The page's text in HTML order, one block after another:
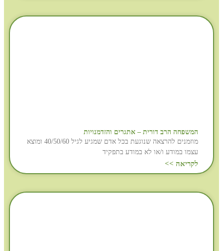
המשפחה הרב דורית – אתגרים והזדמנויות
מוזמנים להרצאה שנוגעת בכל אדם שמגיע לגיל 40/50/60 ומוצא
עצמו במודע ו/או לא במודע בתפקיד
לקריאה >>